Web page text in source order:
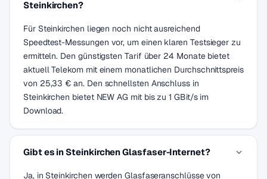
Steinkirchen?
Für Steinkirchen liegen noch nicht ausreichend
Speedtest-Messungen vor, um einen klaren Testsieger zu
ermitteln. Den günstigsten Tarif über 24 Monate bietet
aktuell Telekom mit einem monatlichen Durchschnittspreis
von 25,33 € an. Den schnellsten Anschluss in
Steinkirchen bietet NEW AG mit bis zu 1 GBit/s im
Download.
Gibt es in Steinkirchen Glasfaser-Internet?
Ja, in Steinkirchen werden Glasfaseranschlüsse von